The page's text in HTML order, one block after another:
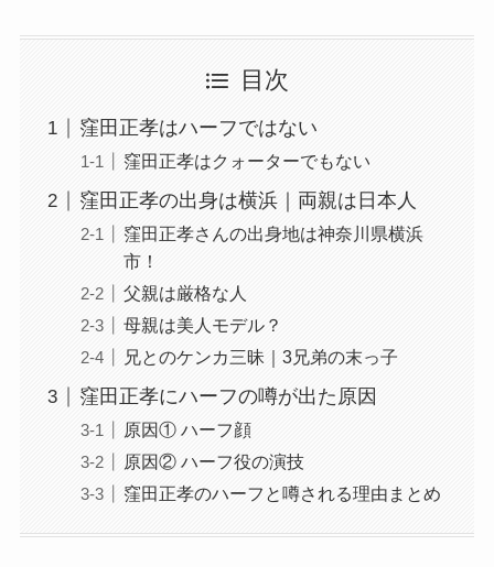
目次
窪田正孝はハーフではない
窪田正孝はクォーターでもない
窪田正孝の出身は横浜｜両親は日本人
窪田正孝さんの出身地は神奈川県横浜
市！
父親は厳格な人
母親は美人モデル？
兄とのケンカ三昧｜3兄弟の末っ子
窪田正孝にハーフの噂が出た原因
原因① ハーフ顔
原因② ハーフ役の演技
窪田正孝のハーフと噂される理由まとめ